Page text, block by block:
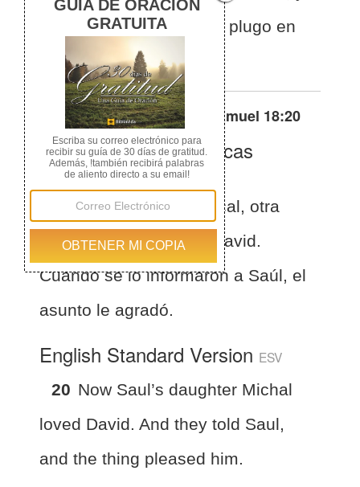
fué dicho á Saúl, lo cual plugo en
sus ojos.
Otras traducciones de 1 Samuel 18:20
La Biblia de las Américas
(Español)BLA
1 Samuel 18:20
Y Mical, otra
hija de Saúl, amaba a David.
Cuando se lo informaron a Saúl, el
asunto le agradó.
English Standard Version ESV
20 Now Saul’s daughter Michal
loved David. And they told Saul,
and the thing pleased him.